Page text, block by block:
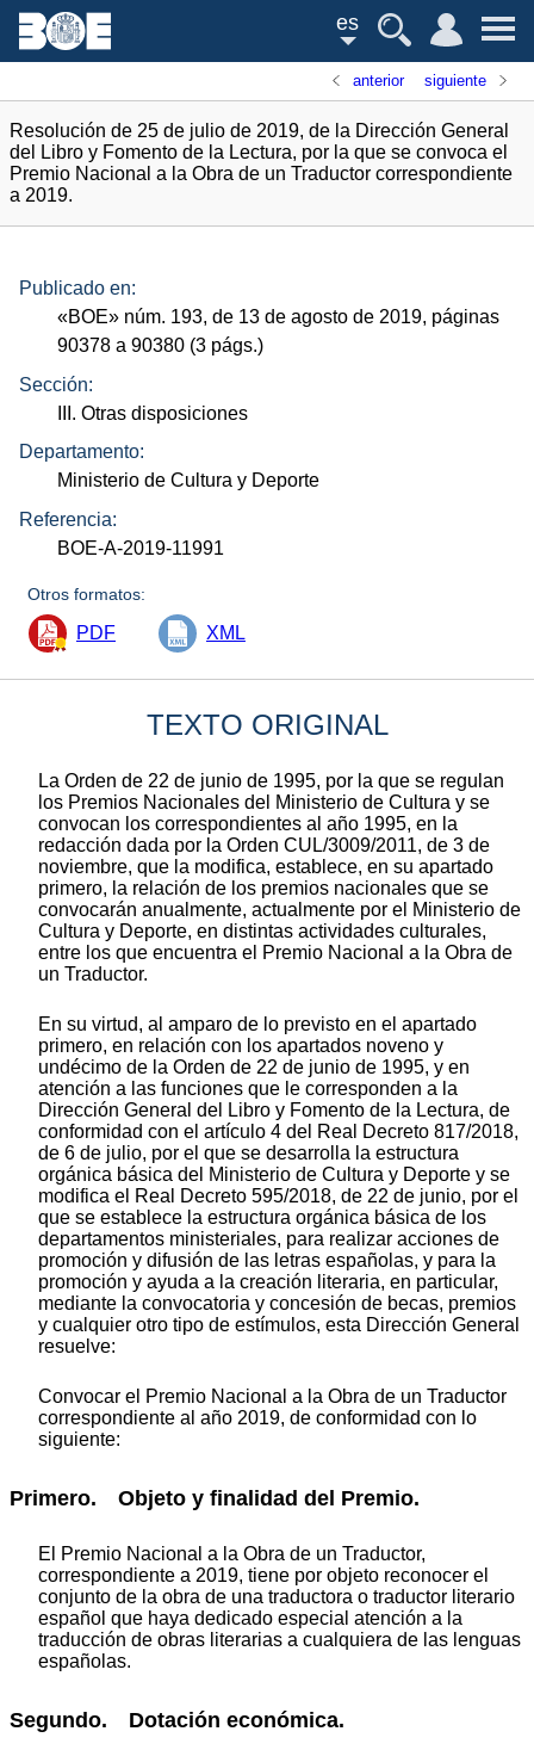
es
anterior siguiente
Resolución de 25 de julio de 2019, de la Dirección General
del Libro y Fomento de la Lectura, por la que se convoca el
Premio Nacional a la Obra de un Traductor correspondiente
a 2019.
Publicado en:
«BOE» núm. 193, de 13 de agosto de 2019, páginas
90378 a 90380 (3 págs.)
Sección:
III. Otras disposiciones
Departamento:
Ministerio de Cultura y Deporte
Referencia:
BOE-A-2019-11991
Otros formatos:
PDF XML
TEXTO ORIGINAL
La Orden de 22 de junio de 1995, por la que se regulan
los Premios Nacionales del Ministerio de Cultura y se
convocan los correspondientes al año 1995, en la
redacción dada por la Orden CUL/3009/2011, de 3 de
noviembre, que la modifica, establece, en su apartado
primero, la relación de los premios nacionales que se
convocarán anualmente, actualmente por el Ministerio de
Cultura y Deporte, en distintas actividades culturales,
entre los que encuentra el Premio Nacional a la Obra de
un Traductor.
En su virtud, al amparo de lo previsto en el apartado
primero, en relación con los apartados noveno y
undécimo de la Orden de 22 de junio de 1995, y en
atención a las funciones que le corresponden a la
Dirección General del Libro y Fomento de la Lectura, de
conformidad con el artículo 4 del Real Decreto 817/2018,
de 6 de julio, por el que se desarrolla la estructura
orgánica básica del Ministerio de Cultura y Deporte y se
modifica el Real Decreto 595/2018, de 22 de junio, por el
que se establece la estructura orgánica básica de los
departamentos ministeriales, para realizar acciones de
promoción y difusión de las letras españolas, y para la
promoción y ayuda a la creación literaria, en particular,
mediante la convocatoria y concesión de becas, premios
y cualquier otro tipo de estímulos, esta Dirección General
resuelve:
Convocar el Premio Nacional a la Obra de un Traductor
correspondiente al año 2019, de conformidad con lo
siguiente:
Primero. Objeto y finalidad del Premio.
El Premio Nacional a la Obra de un Traductor,
correspondiente a 2019, tiene por objeto reconocer el
conjunto de la obra de una traductora o traductor literario
español que haya dedicado especial atención a la
traducción de obras literarias a cualquiera de las lenguas
españolas.
Segundo. Dotación económica.